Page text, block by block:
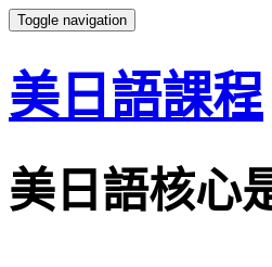
Toggle navigation
美日語課程
美日語核心